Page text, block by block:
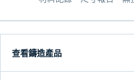
查看鑄造產品